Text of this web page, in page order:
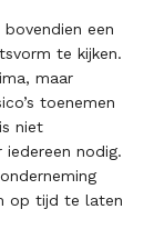
een
te kijken.
maar
toenemen
niet
nodig.
op tijd te laten